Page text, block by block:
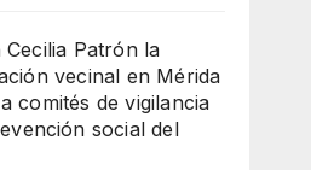
Cecilia Patrón la
vecinal en Mérida
comités de vigilancia
social del